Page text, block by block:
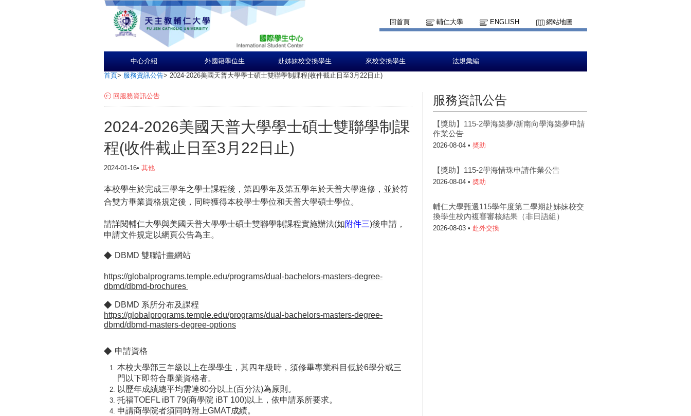
回首頁 輔仁大學 ENGLISH 網站地圖
中心介紹 外國籍學位生 赴姊妹校交換學生 來校交換學生 法規彙編
首頁> 服務資訊公告> 2024-2026美國天普大學學士碩士雙聯學制課程(收件截止日至3月22日止)
回服務資訊公告
2024-2026美國天普大學學士碩士雙聯學制課
程(收件截止日至3月22日止)
2024-01-16• 其他
本校學生於完成三學年之學士課程後，第四學年及第五學年於天普大學進修，並於符
合雙方畢業資格規定後，同時獲得本校學士學位和天普大學碩士學位。
請詳閱輔仁大學與美國天普大學學士碩士雙聯學制課程實施辦法(如附件三)後申請，
申請文件規定以網頁公告為主。
◆ DBMD 雙聯計畫網站
https://globalprograms.temple.edu/programs/dual-bachelors-masters-degree-
dbmd/dbmd-brochures
◆ DBMD 系所分布及課程
https://globalprograms.temple.edu/programs/dual-bachelors-masters-degree-
dbmd/dbmd-masters-degree-options
◆ 申請資格
本校大學部三年級以上在學學生，其四年級時，須修畢專業科目低於6學分或三
門以下即符合畢業資格者。
以歷年成績總平均需達80分 以上(百分法)為原則。
托福TOEFL iBT 79(商學院 iBT 100)以上，依申請系所要求。
申請商學院者須同時附上GMAT成績。
服務資訊公告
【獎助】115-2學海築夢/新南向學海築夢申請
作業公告
2026-08-04 • 奬助
【獎助】115-2學海惜珠申請作業公告
2026-08-04 • 奬助
輔仁大學甄選115學年度第二學期赴姊妹校交
換學生校內複審審核結果（非日語組）
2026-08-03 • 赴外交換